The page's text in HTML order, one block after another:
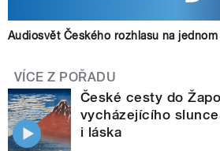
Audiosvět Českého rozhlasu na
VÍCE Z POŘADU
České cesty do
vycházejícího
i láska